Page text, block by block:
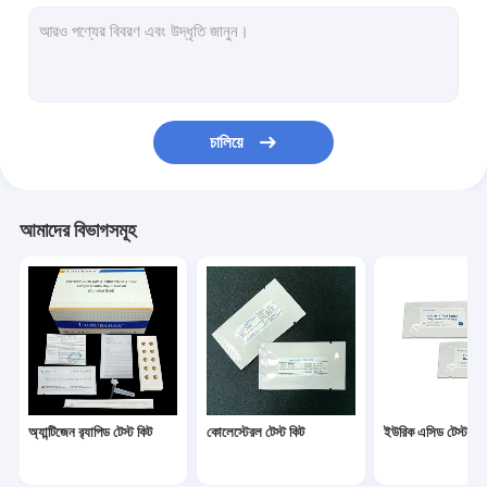
Infectious Disease Test Kit
Kidney Function Test Kit
POC Testing Device
Rapid Test Reagent
ল্যাবরেটরি ভোগ্যপণ্য
চালিয়ে
আমাদের বিভাগসমূহ
অ্যান্টিজেন র‌্যাপিড টেস্ট কিট কোলেস্টেরল টেস্ট কিট ইউরিক এসিড টেস্ট কিট